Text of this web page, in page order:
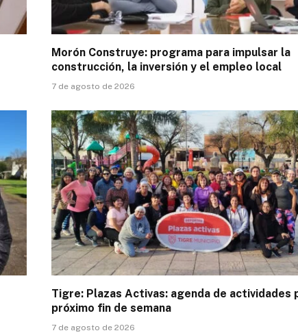
Morón Construye: programa para impulsar la
construcción, la inversión y el empleo local
7 de agosto de 2026
Tigre: Plazas Activas: agenda de actividades
próximo fin de semana
7 de agosto de 2026